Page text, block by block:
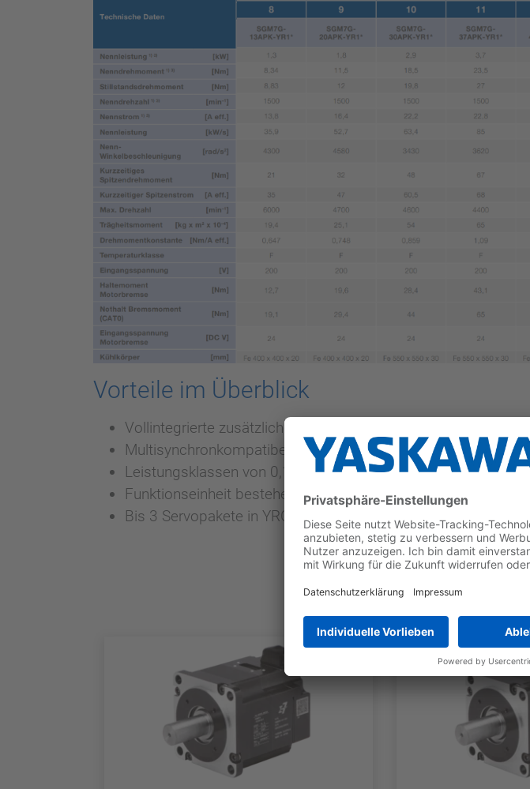
Vorteile im Überblick
Vollintegrierte zusätzliche Roboterachse
Multisynchronkompatibel
Leistungsklassen von 0,1 – 5,5 kW
Funktionseinheit bestehend aus SGM7-Servomotor, Servo-/
Bis 3 Servopakete in YRC1000-Steuerung integrierbar